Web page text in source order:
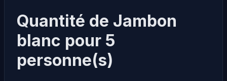
Quantité de Jambon
blanc pour 5
personne(s)